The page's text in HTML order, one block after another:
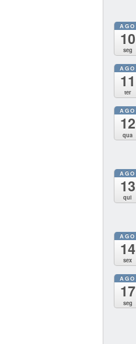
AGO
10
seg
AGO
11
ter
AGO
12
qua
AGO
13
qui
AGO
14
sex
AGO
17
seg